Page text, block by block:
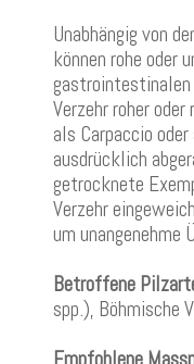
Unabhängig von
können rohe oder
gastrointestinalen
Verzehr roher
als Carpaccio
ausdrücklich
getrocknete
Verzehr
um unangenehme
Betroffene
spp.), Böhmische